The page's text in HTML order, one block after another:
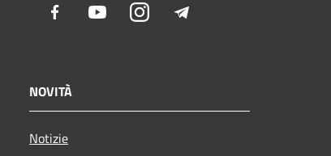
Facebook YoutubeInstagram
NOVITÀ
Notizie